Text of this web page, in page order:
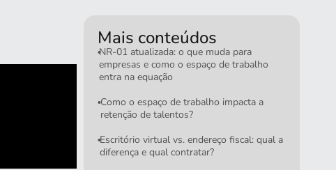
Mais conteúdos
•NR-01 atualizada: o que muda para
empresas e como o espaço de trabalho
entra na equação
•Como o espaço de trabalho impacta a
retenção de talentos?
•Escritório virtual vs. endereço fiscal: qual a
diferença e qual contratar?